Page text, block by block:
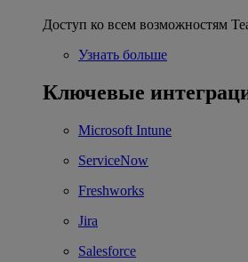
Доступ ко всем возможностям
Узнать больше
Ключевые
Microsoft Intune
ServiceNow
Freshworks
Jira
Salesforce